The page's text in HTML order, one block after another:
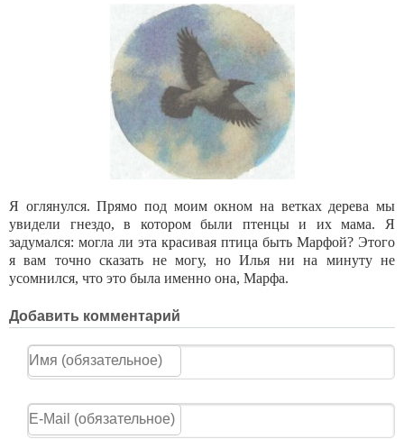
Я оглянулся. Прямо под моим окном на ветках дерева мы
увидели гнездо, в котором были птенцы и их мама. Я
задумался: могла ли эта красивая птица быть Марфой? Этого
я вам точно сказать не могу, но Илья ни на минуту не
усомнился, что это была именно она, Марфа.
Добавить комментарий